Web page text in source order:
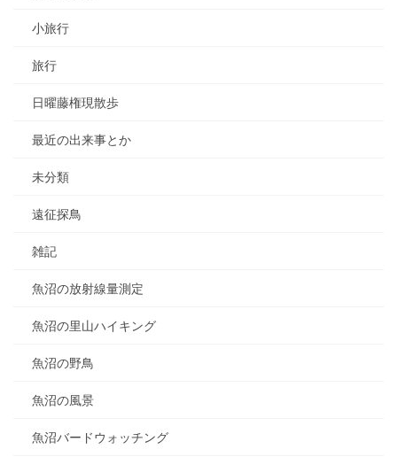
小旅行
旅行
日曜藤権現散歩
最近の出来事とか
未分類
遠征探鳥
雑記
魚沼の放射線量測定
魚沼の里山ハイキング
魚沼の野鳥
魚沼の風景
魚沼バードウォッチング